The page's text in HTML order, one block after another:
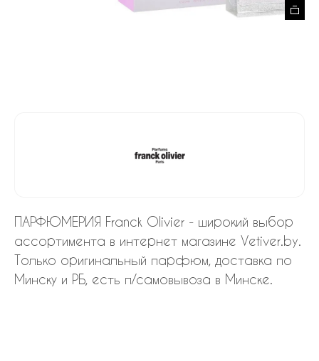
ПАРФЮМЕРИЯ Franck Olivier - широкий выбор
ассортимента в интернет магазине Vetiver.by.
Только оригинальный парфюм, доставка по
Минску и РБ, есть п/самовывоза в Минске.